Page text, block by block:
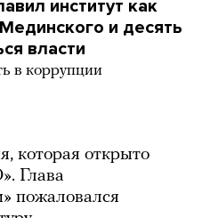
институт как
и десять
власти
в коррупции
которая открыто
Глава
пожаловался